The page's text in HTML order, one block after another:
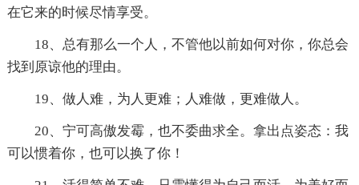
在它来的时候尽情享受。
18、总有那么一个人，不管他以前如何对你，你总会
找到原谅他的理由。
19、做人难，为人更难；人难做，更难做人。
20、宁可高傲发霉，也不委曲求全。拿出点姿态：我
可以惯着你，也可以换了你！